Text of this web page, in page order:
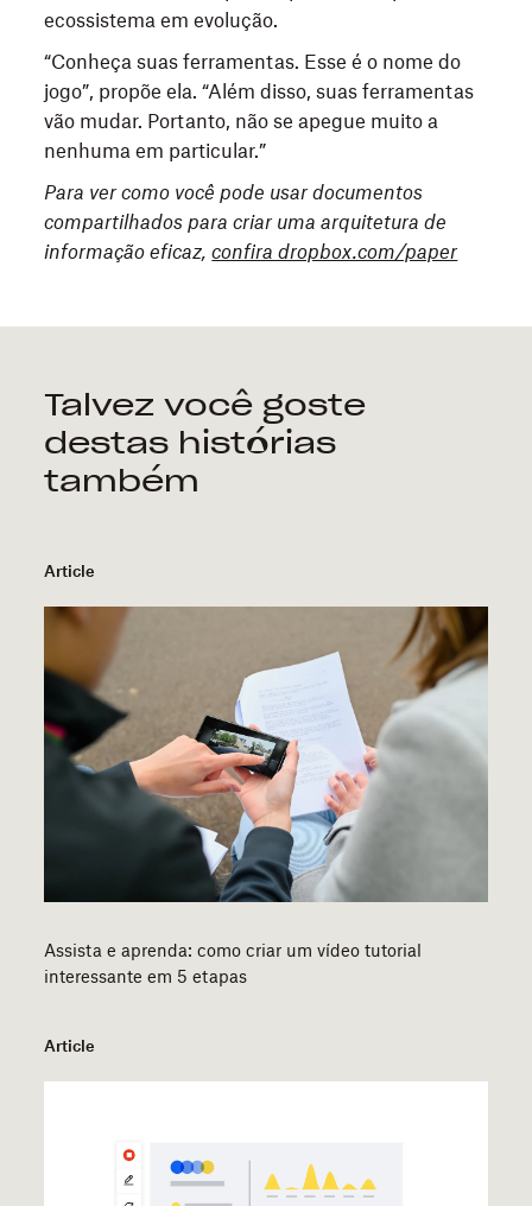
ecossistema em evolução.
“Conheça suas ferramentas. Esse é o nome do
jogo”, propõe ela. “Além disso, suas ferramentas
vão mudar. Portanto, não se apegue muito a
nenhuma em particular.”
Para ver como você pode usar documentos
compartilhados para criar uma arquitetura de
informação eficaz,confira dropbox.com/paper
Talvez você goste
destas histórias
também
Article
Assista e aprenda: como criar um vídeo tutorial
interessante em 5 etapas
Article